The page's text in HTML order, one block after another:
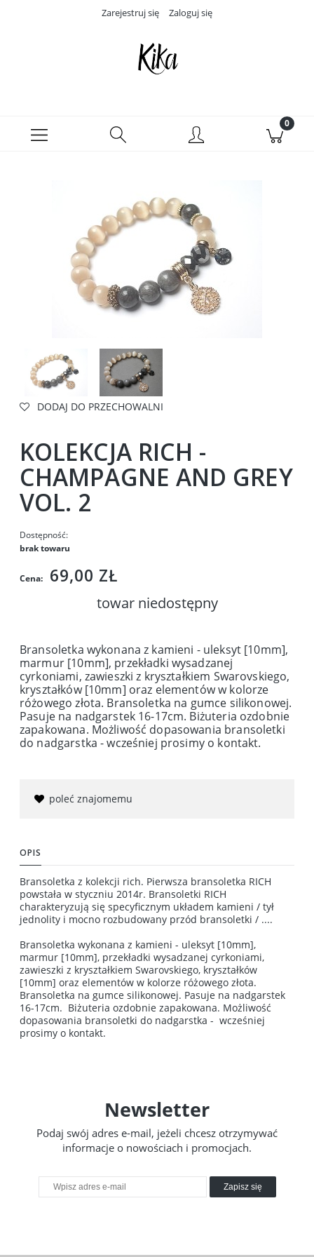
Zarejestruj się Zaloguj się
DODAJ DO PRZECHOWALNI
KOLEKCJA RICH -
CHAMPAGNE AND GREY
VOL. 2
Dostępność:
brak towaru
Cena: 69,00 ZŁ
towar niedostępny
Bransoletka wykonana z kamieni - uleksyt [10mm],
marmur [10mm], przekładki wysadzanej
cyrkoniami, zawieszki z kryształkiem Swarovskiego,
kryształków [10mm] oraz elementów w kolorze
różowego złota. Bransoletka na gumce silikonowej.
Pasuje na nadgarstek 16-17cm. Biżuteria ozdobnie
zapakowana. Możliwość dopasowania bransoletki
do nadgarstka - wcześniej prosimy o kontakt.
poleć znajomemu
OPIS
Bransoletka z kolekcji rich. Pierwsza bransoletka RICH
powstała w styczniu 2014r. Bransoletki RICH
charakteryzują się specyficznym układem kamieni / tył
jednolity i mocno rozbudowany przód bransoletki / ....
Bransoletka wykonana z kamieni - uleksyt [10mm],
marmur [10mm], przekładki wysadzanej cyrkoniami,
zawieszki z kryształkiem Swarovskiego, kryształków
[10mm] oraz elementów w kolorze różowego złota.
Bransoletka na gumce silikonowej. Pasuje na nadgarstek
16-17cm. Biżuteria ozdobnie zapakowana. Możliwość
dopasowania bransoletki do nadgarstka - wcześniej
prosimy o kontakt.
Newsletter
Podaj swój adres e-mail, jeżeli chcesz otrzymywać
informacje o nowościach i promocjach.
Zapisz się